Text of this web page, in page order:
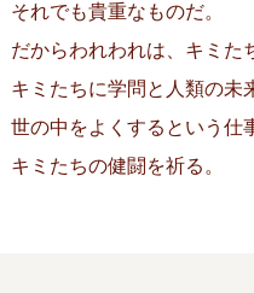
それでも貴重なものだ。
だからわれわれは、キミた
キミたちに学問と人類の未
世の中をよくするという仕
キミたちの健闘を祈る。